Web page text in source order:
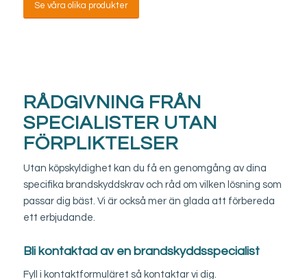
Se våra olika produkter
RÅDGIVNING FRÅN
SPECIALISTER UTAN
FÖRPLIKTELSER
Utan köpskyldighet kan du få en genomgång av dina
specifika brandskyddskrav och råd om vilken lösning som
passar dig bäst. Vi är också mer än glada att förbereda
ett erbjudande.
Bli kontaktad av en brandskyddsspecialist
Fyll i kontaktformuläret så kontaktar vi dig.